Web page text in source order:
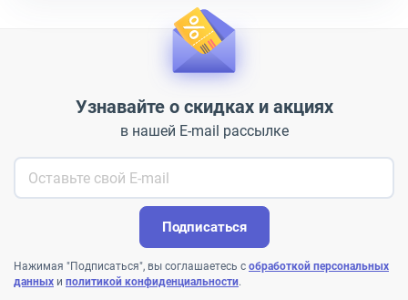
Узнавайте о скидках и акциях
в нашей E-mail рассылке
Подписаться
Нажимая "Подписаться", вы соглашаетесь с обработкой персональных
данных и политикой конфиденциальности.